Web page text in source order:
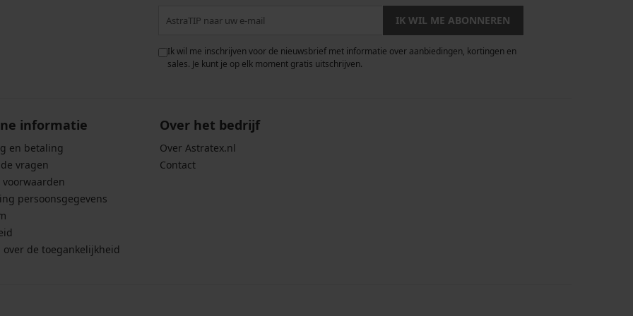
IK WIL ME ABONNEREN
Ik wil me inschrijven voor de nieuwsbrief met informatie over aanbiedingen, kortingen en
sales. Je kunt je op elk moment gratis uitschrijven.
informatie
en betaling
vragen
persoonsgegevens
over de toegankelijkheid
Over het bedrijf
Over Astratex.nl
Contact